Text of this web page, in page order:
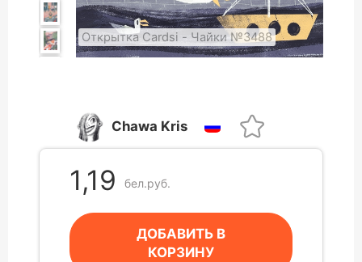
Открытка Cardsi - Чайки №3488
Chawa Kris
1,19 бел.руб.
ДОБАВИТЬ В
КОРЗИНУ